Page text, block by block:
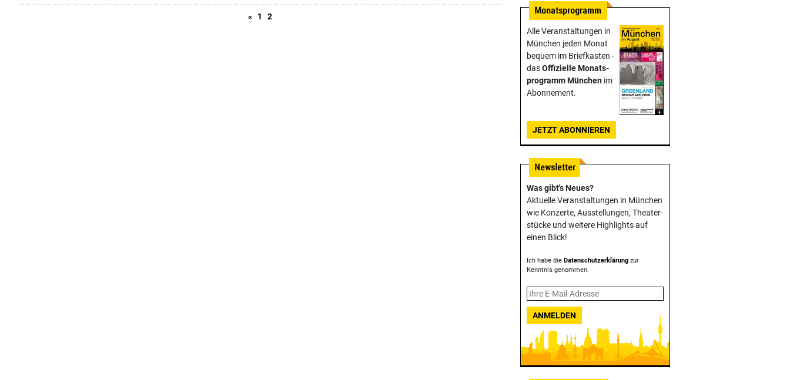
« 1 2
Alle Veranstaltungen in
München jeden Monat
bequem im Briefkasten -
dasOffizielle Monats­
programm München im
Abonnement.
JETZT ABONNIEREN
Was gibt's Neues?
Aktuelle Veranstaltungen in München
wie Konzerte, Ausstellungen, Theater­
stücke und weitere Highlights auf
einen Blick!
Ich habe die Datenschutzerklärung zur
Kenntnis genommen.
ANMELDEN